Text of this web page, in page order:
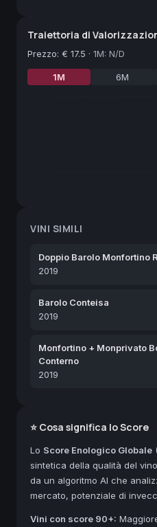
Traiettoria di
Prezzo: € 17.5 · 1M: N/D
1M 6M
VINI SIMILI
Doppio Barolo Monfortino
2019
Barolo Conteisa
2019
Monfortino + Monprivato
Conterno
2019
⭐ Cosa significa lo Score
Lo Score Enologico Globale
sintetica della qualità del
da un algoritmo AI che
mercato, potenziale di
Vini con score 90+: